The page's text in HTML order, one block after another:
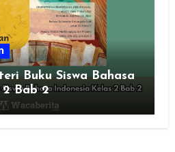
Buku Siswa Bahasa
2 Bab 2